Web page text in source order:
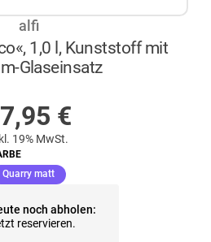
alfi
1,0 l, Kunststoff mit
Glaseinsatz
€
19% MwSt.
Quarry matt(ausgewählt)
noch abholen:
reservieren.